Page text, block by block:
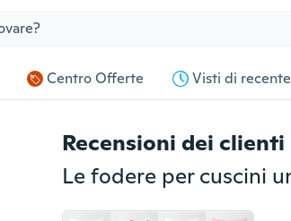
Centro Offerte Visti di recente
Recensioni dei clienti